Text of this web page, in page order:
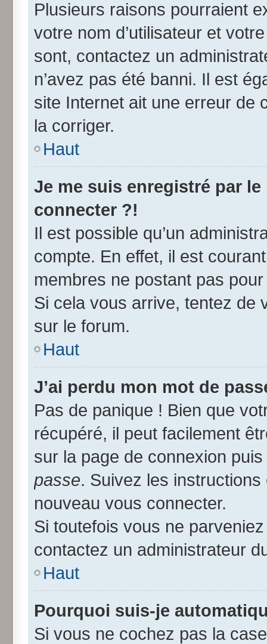
Plusieurs raisons pourraient
votre nom d’utilisateur et
sont, contactez un
n’avez pas été banni. Il est
site Internet ait une erreur de
la corriger.
Haut
Je me suis enregistré par
connecter ?!
Il est possible qu’un
compte. En effet, il est
membres ne postant pas
Si cela vous arrive, tentez de
sur le forum.
Haut
J’ai perdu mon mot de
Pas de panique ! Bien que
récupéré, il peut facilement
sur la page de connexion
passe. Suivez les
nouveau vous connecter.
Si toutefois vous ne
contactez un administrateur
Haut
Pourquoi suis-je
Si vous ne cochez pas la